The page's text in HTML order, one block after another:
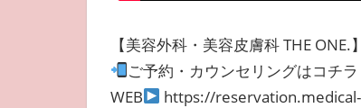
【美容外科・美容皮膚科 THE ONE.】
ご予約・カウンセリングはコチラ
WEB
https://